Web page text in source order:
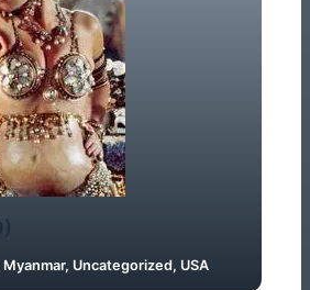
Myanmar, Uncategorized, USA